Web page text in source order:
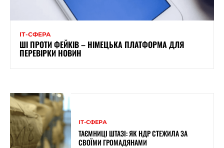
ІТ-СФЕРА
ШІ ПРОТИ ФЕЙКІВ – НІМЕЦЬКА ПЛАТФОРМА ДЛЯ
ПЕРЕВІРКИ НОВИН
ІТ-СФЕРА
ТАЄМНИЦІ ШТАЗІ: ЯК НДР СТЕЖИЛА ЗА
СВОЇМИ ГРОМАДЯНАМИ